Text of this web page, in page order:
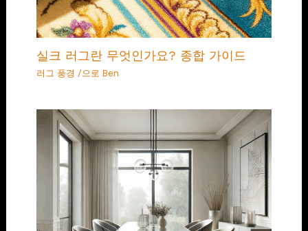
실크 러그란 무엇인가요? 종합 가이드
러그 풍경 /으로 Ben